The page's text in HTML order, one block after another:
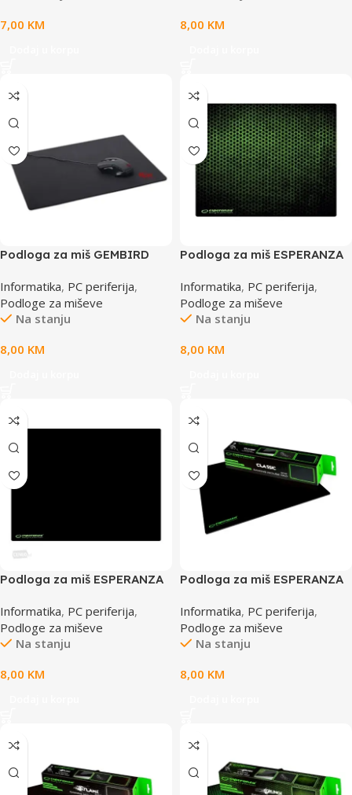
7,00 KM
8,00 KM
Podloga za miš GEMBIRD
MEDIUM, 250x350x3mm,
anti-slip bottom, smooth
control, bla
Informatika, PC periferija,
Podloge za miševe
Na stanju
8,00 KM
Podloga za miš ESPERANZA
MIDI, 300x240x3mm,
EGP102G
Informatika, PC periferija,
Podloge za miševe
Na stanju
8,00 KM
Podloga za miš ESPERANZA
MAXI, 400x3300x3mm,
EGP103K
Informatika, PC periferija,
Podloge za miševe
Na stanju
8,00 KM
Podloga za miš ESPERANZA
MIDI, 300x240x3mm,
EGP102K
Informatika, PC periferija,
Podloge za miševe
Na stanju
8,00 KM